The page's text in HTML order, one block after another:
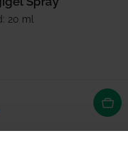
20 ml
prijs